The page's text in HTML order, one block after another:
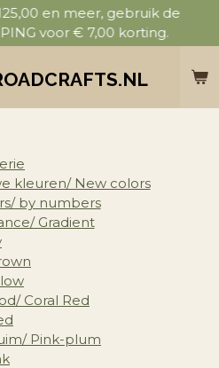
en meer, gebruik de
voor € 7,00 korting.
kleuren/ New colors
by numbers
Gradient
Coral Red
Pink-plum